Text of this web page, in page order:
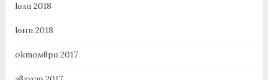
юли 2018
юни 2018
октомври 2017